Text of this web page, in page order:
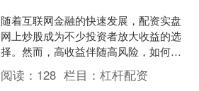
随着互联网金融的快速发展，配资实盘
网上炒股成为不少投资者放大收益的选
择。然而，高收益伴随高风险，如何确
保资金安全、规避潜在陷阱炒股配资
选，是每位参与者必须掌握的....
阅读： 128 栏目：杠杆配资